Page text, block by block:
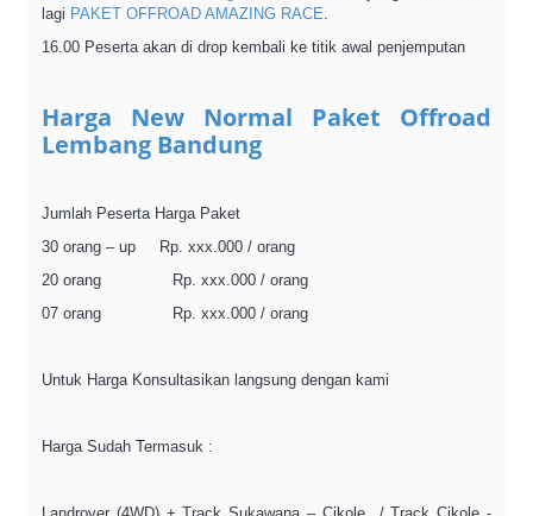
lagi PAKET OFFROAD AMAZING RACE.
16.00 Peserta akan di drop kembali ke titik awal penjemputan
Harga New Normal Paket Offroad
Lembang Bandung
Jumlah Peserta Harga Paket
30 orang – up Rp. xxx.000 / orang
20 orang Rp. xxx.000 / orang
07 orang Rp. xxx.000 / orang
Untuk Harga Konsultasikan langsung dengan kami
Harga Sudah Termasuk :